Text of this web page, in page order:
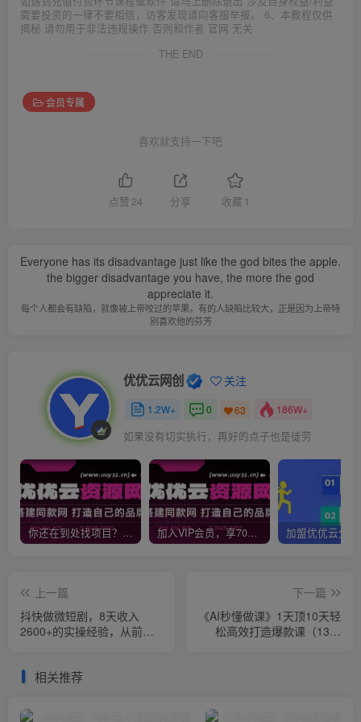
需要投资的一律不要相信，访客发现请向客服举报。 6、本教程仅供
揭秘 请勿用于非法违规操作 否则和作者 官网 无关
THE END
会员专属
喜欢就支持一下吧
点赞 24 分享 收藏 1
Everyone has its disadvantage just like the god bites the apple.
the bigger disadvantage you have, the more the god
appreciate it.
每个人都会有缺陷，就像被上帝咬过的苹果，有的人缺陷比较大，正是因为上帝特
别喜欢他的芬芳
优优云网创 关注
1.2W+ 0 63 186W+
如果没有切实执行，再好的点子也是徒劳
你还在到处找项目？还在当韭菜？我靠网创资源站一个月收入5万+，曾经我也是个失败者。 加入VIP会员，享70%的推广提成，免费学习多种网上创业课程，菜鸟秒变大神！
上一篇
抖快做微短剧，8天收入
2600+的实操经验，从前端
下一篇
《AI秒懂做课》1天顶10天轻
松高效打造爆款课（13节
相关推荐